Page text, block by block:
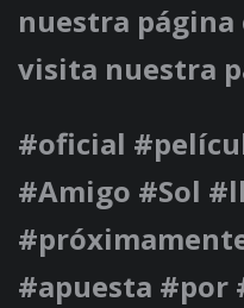
nuestra página
visita nuestra
#oficial
#Amigo #Sol
#apuesta #por